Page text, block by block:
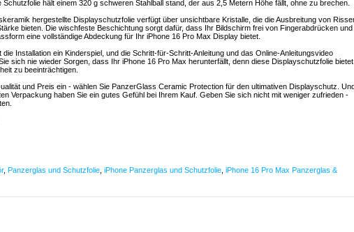
hält einem 320 g schweren Stahlball stand, der aus 2,5 Metern Höhe fällt, ohne zu brechen.
hergestellte Displayschutzfolie verfügt über unsichtbare Kristalle, die die Ausbreitung von
bieten. Die wischfeste Beschichtung sorgt dafür, dass Ihr Bildschirm frei von Fingerabdrücken und
eine vollständige Abdeckung für Ihr iPhone 16 Pro Max Display bietet.
die Installation ein Kinderspiel, und die Schritt-für-Schritt-Anleitung und das Online-Anleitungsvideo
sich nie wieder Sorgen, dass Ihr iPhone 16 Pro Max herunterfällt, denn diese Displayschutzfolie bietet
zu beeinträchtigen.
und Preis ein - wählen Sie PanzerGlass Ceramic Protection für den ultimativen Displayschutz. Und
Verpackung haben Sie ein gutes Gefühl bei Ihrem Kauf. Geben Sie sich nicht mit weniger zufrieden -
, Panzerglas und Schutzfolie iPhone Panzerglas und Schutzfolie iPhone 16 Pro Max Panzerglas &